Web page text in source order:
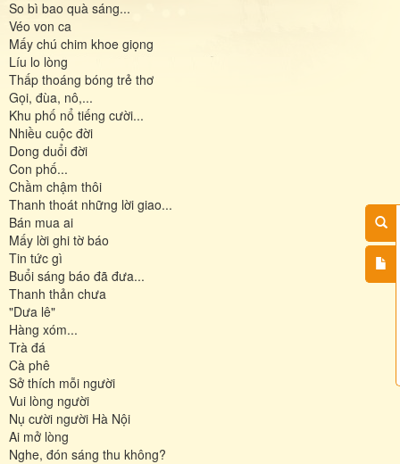
So bì bao quà sáng...
Véo von ca
Mấy chú chim khoe giọng
Líu lo lòng
Thấp thoáng bóng trẻ thơ
Gọi, đùa, nô,...
Khu phố nổ tiếng cười...
Nhiều cuộc đời
Dong duổi đời
Con phố...
Chầm chậm thôi
Thanh thoát những lời giao...
Bán mua ai
Mấy lời ghi tờ báo
Tin tức gì
Buổi sáng báo đã đưa...
Thanh thản chưa
"Dưa lê"
Hàng xóm...
Trà đá
Cà phê
Sở thích mỗi người
Vui lòng người
Nụ cười người Hà Nội
Ai mở lòng
Nghe, đón sáng thu không?